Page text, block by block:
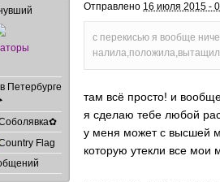
Петербурге
Отправлено 16 июля 2015 -
с перекисью я вообще
там всё просто! и
я сделаю тебе любой
у меня может с высшей
которую утекли все мои